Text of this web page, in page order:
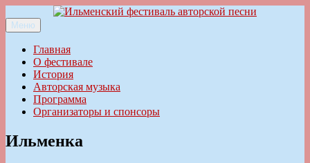
к
содержимому
Ильменский фестиваль авторской песни
Меню
Главная
О фестивале
История
Авторская музыка
Программа
Организаторы и спонсоры
Ильменка